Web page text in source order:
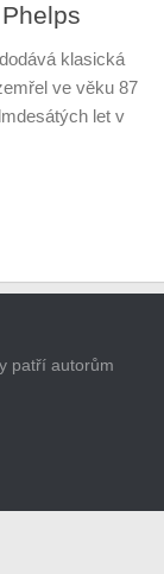
klasická
ve věku 87
let v
patří autorům